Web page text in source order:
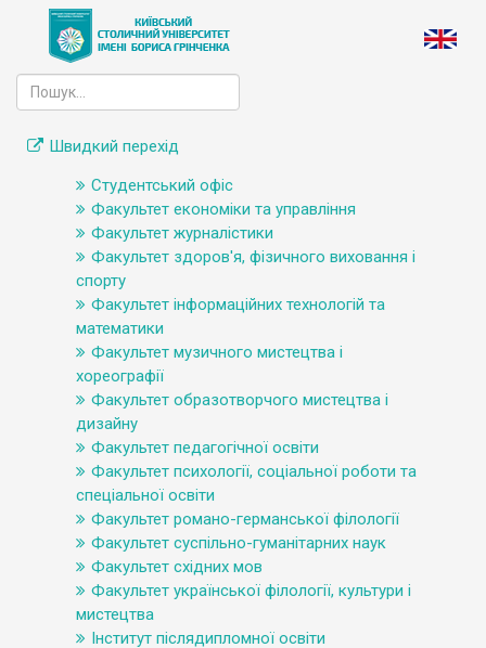
Швидкий перехід
Студентський офіс
Факультет економіки та управління
Факультет журналістики
Факультет здоров'я, фізичного виховання і
спорту
Факультет інформаційних технологій та
математики
Факультет музичного мистецтва і
хореографії
Факультет образотворчого мистецтва і
дизайну
Факультет педагогічної освіти
Факультет психології, соціальної роботи та
спеціальної освіти
Факультет романо-германської філології
Факультет суспільно-гуманітарних наук
Факультет східних мов
Факультет української філології, культури і
мистецтва
Інститут післядипломної освіти